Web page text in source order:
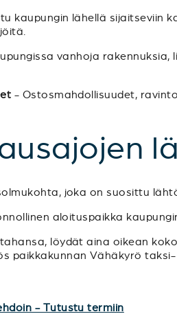
kaupungin lähellä sijaitseviin
vanhoja
- Ostosmahdollisuudet,
joka on suosittu
aloituspaikka
löydät aina oikean
paikkakunnan Vähäkyrö
- Tutustu termiin